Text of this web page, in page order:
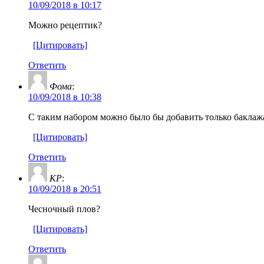
10/09/2018 в 10:17
Можно рецептик?
[Цитировать]
Ответить
Фома:
10/09/2018 в 10:38
С таким набором можно было бы добавить только
[Цитировать]
Ответить
KP:
10/09/2018 в 20:51
Чесночный плов?
[Цитировать]
Ответить